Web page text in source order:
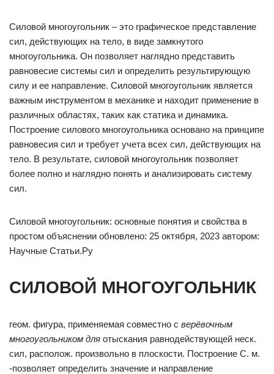
Силовой многоугольник – это графическое представление
сил, действующих на тело, в виде замкнутого
многоугольника. Он позволяет наглядно представить
равновесие системы сил и определить результирующую
силу и ее направление. Силовой многоугольник является
важным инструментом в механике и находит применение в
различных областях, таких как статика и динамика.
Построение силового многоугольника основано на принципе
равновесия сил и требует учета всех сил, действующих на
тело. В результате, силовой многоугольник позволяет
более полно и наглядно понять и анализировать систему
сил.
Силовой многоугольник: основные понятия и свойства в
простом объяснении обновлено: 25 октября, 2023 автором:
Научные Статьи.Ру
СИЛОВОЙ МНОГОУГОЛЬНИК
геом. фигура, применяемая совместно с верёвочным
многоугольником для отыскания равнодействующей неск.
сил, располож. произвольно в плоскости. Построение С. м.
-позволяет определить значение и направление